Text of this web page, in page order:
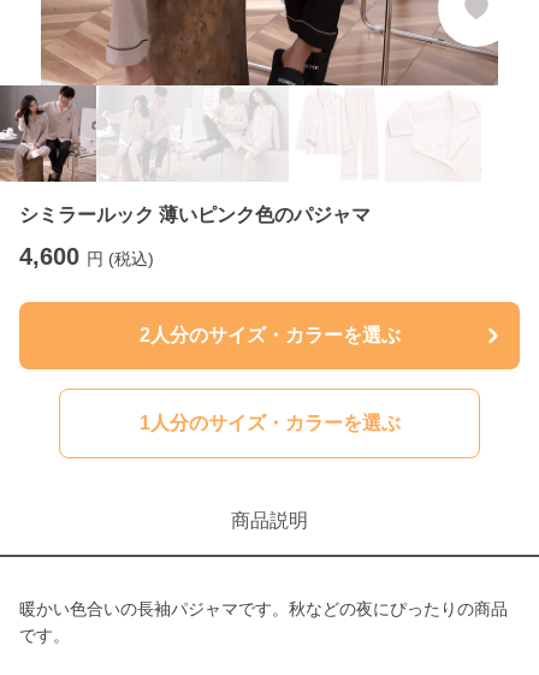
シミラールック 薄いピンク色のパジャマ
4,600 円 (税込)
2人分のサイズ・カラーを選ぶ
1人分のサイズ・カラーを選ぶ
商品説明
暖かい色合いの長袖パジャマです。秋などの夜にぴったりの商品
です。